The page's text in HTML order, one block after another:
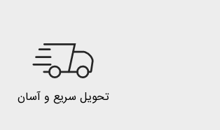
تحویل سریع و آسان